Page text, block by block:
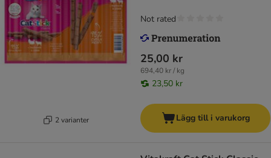
2 varianter
25,00 kr
694,40 kr / kg
23,50 kr
Not rated
Lägg till i varukorg